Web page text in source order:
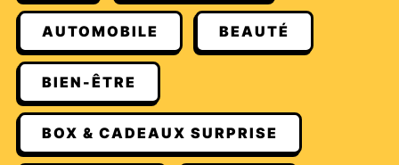
AUTOMOBILE BEAUTÉ
BIEN-ÊTRE
BOX & CADEAUX SURPRISE